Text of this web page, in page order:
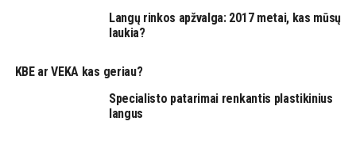
Langų rinkos apžvalga: 2017 metai, kas mūsų
laukia?
KBE ar VEKA kas geriau?
Specialisto patarimai renkantis plastikinius
langus